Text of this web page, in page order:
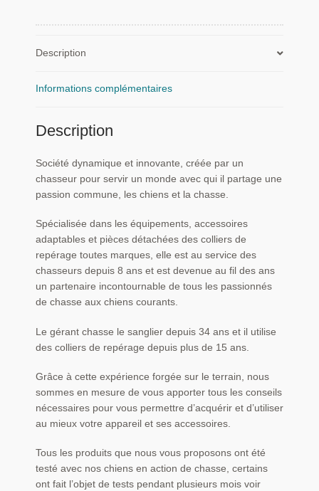
SMA
Dorée"
télécommande
Garmin
Description
Informations complémentaires
Description
Société dynamique et innovante, créée par un
chasseur pour servir un monde avec qui il partage une
passion commune, les chiens et la chasse.
Spécialisée dans les équipements, accessoires
adaptables et pièces détachées des colliers de
repérage toutes marques, elle est au service des
chasseurs depuis 8 ans et est devenue au fil des ans
un partenaire incontournable de tous les passionnés
de chasse aux chiens courants.
Le gérant chasse le sanglier depuis 34 ans et il utilise
des colliers de repérage depuis plus de 15 ans.
Grâce à cette expérience forgée sur le terrain, nous
sommes en mesure de vous apporter tous les conseils
nécessaires pour vous permettre d’acquérir et d’utiliser
au mieux votre appareil et ses accessoires.
Tous les produits que nous vous proposons ont été
testé avec nos chiens en action de chasse, certains
ont fait l’objet de tests pendant plusieurs mois voir